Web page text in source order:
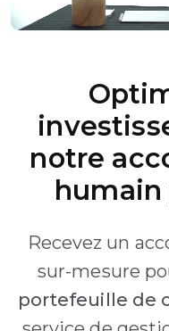
notre
humain
Recevez un
sur-mesure
portefeuille de